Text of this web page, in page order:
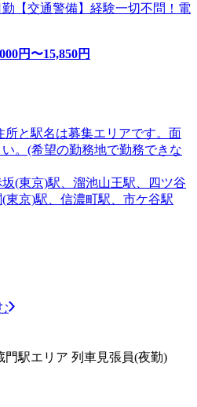
【交通警備】経験一切不問！電
円〜15,850円
と駅名は募集エリアです。面
。(希望の勤務地で勤務できな
(東京)駅、溜池山王駅、四ツ谷
東京)駅、信濃町駅、市ケ谷駅
駅エリア 列車見張員(夜勤)